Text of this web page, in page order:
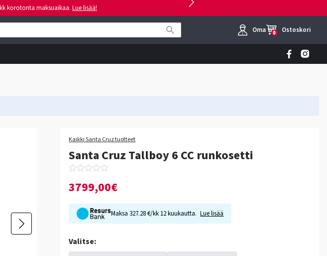
korotonta maksuaikaa. Lue lisää!
Oma tili
0 Ostoskori
Kaikki Santa Cruz tuotteet
Santa Cruz Tallboy 6 CC runkosetti
3799,00€
Maksa 327.28 €/kk 12 kuukautta. Lue lisää
Valitse: